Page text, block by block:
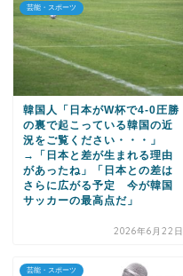
芸能・スポーツ
韓国人「日本がW杯で4-0圧勝
の裏で起こっている韓国の近
況をご覧ください・・・」
→「日本と差が生まれる理由
があったね」「日本との差は
さらに広がる予定 今が韓国
サッカーの最高点だ」
2026年6月22日
芸能・スポーツ